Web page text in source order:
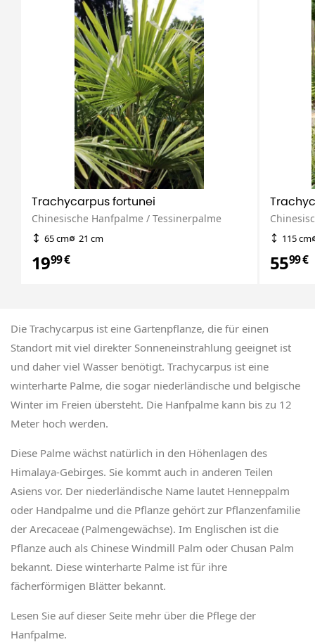
Trachycarpus fortunei
Chinesische Hanfpalme / Tessinerpalme
65 cm 21 cm
1999 €
115 cm
5599 €
Die Trachycarpus ist eine Gartenpflanze, die für einen
Standort mit viel direkter Sonneneinstrahlung geeignet ist
und daher viel Wasser benötigt. Trachycarpus ist eine
winterharte Palme, die sogar niederländische und belgische
Winter im Freien übersteht. Die Hanfpalme kann bis zu 12
Meter hoch werden.
Diese Palme wächst natürlich in den Höhenlagen des
Himalaya-Gebirges. Sie kommt auch in anderen Teilen
Asiens vor. Der niederländische Name lautet Henneppalm
oder Handpalme und die Pflanze gehört zur Pflanzenfamilie
der Arecaceae (Palmengewächse). Im Englischen ist die
Pflanze auch als Chinese Windmill Palm oder Chusan Palm
bekannt. Diese winterharte Palme ist für ihre
fächerförmigen Blätter bekannt.
Lesen Sie auf dieser Seite mehr über die Pflege der
Hanfpalme.